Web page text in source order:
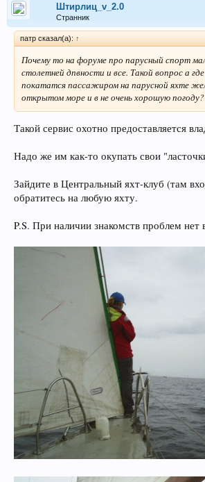
Штирлиц_v_2.0
Странник
патр сказал(а): ↑
Почему то на форуме про парусный спорт
столетней дпвности и все. Такой вопрос а
покататся пассажиром на парусной яхте
открытом море и в не очень хорошую погоду?
Такой сервис охотно предоставляется
Надо же им как-то окупать свои
Зайдите в Центральный яхт-клуб (там
обратитесь на любую яхту.
P.S. При наличии знакомств проблем нет